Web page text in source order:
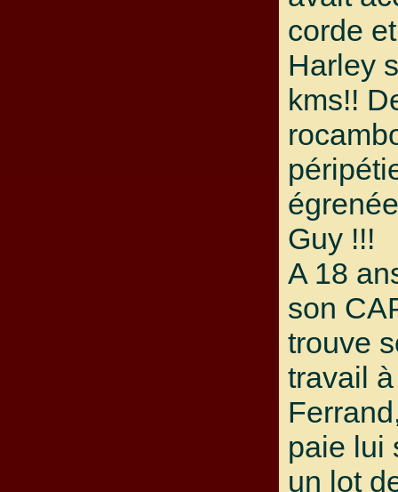
corde
Harley
kms!!
Guy !!!
A 18
son
trouve
travail
paie lui
un lot